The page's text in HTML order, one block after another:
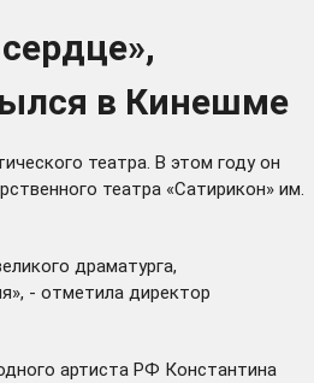
в Кинешме
театра. В этом году он
театра «Сатирикон» им.
драматурга,
- отметила директор
артиста РФ Константина